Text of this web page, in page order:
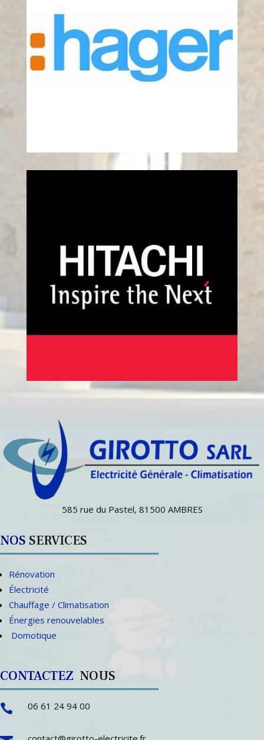
585 rue du Pastel, 81500 AMBRES
NOS SERVICES
Rénovation
Électricité
Chauffage / Climatisation
Énergies renouvelables
Domotique
CONTACTEZ NOUS
 06 61 24 94 00